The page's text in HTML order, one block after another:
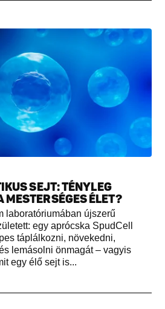
SEJT: TÉNYLEG
MESTERSÉGES ÉLET?
laboratóriumában újszerű
egy aprócska SpudCell
táplálkozni, növekedni,
lemásolni önmagát – vagyis
egy élő sejt is...